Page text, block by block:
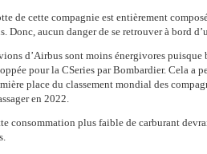
de cette compagnie est entièrement
Donc, aucun danger de se retrouver à bord
d’Airbus sont moins énergivores puisque
pour la CSeries par Bombardier. Cela a
place du classement mondial des
en 2022.
consommation plus faible de carburant